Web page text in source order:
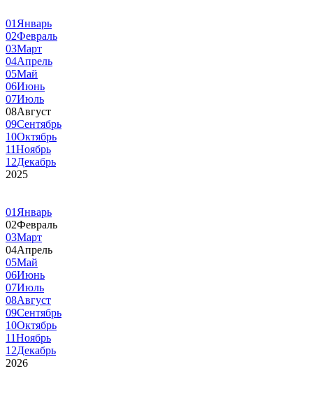
01 Январь
02Февраль
03Март
04Апрель
05Май
06Июнь
07Июль
08Август
09Сентябрь
10Октябрь
11Ноябрь
12Декабрь
2025
01 Январь
02Февраль
03Март
04Апрель
05Май
06Июнь
07Июль
08Август
09Сентябрь
10Октябрь
11Ноябрь
12Декабрь
2026